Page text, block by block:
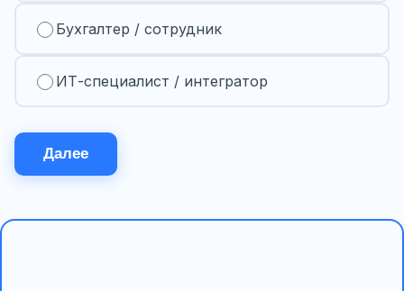
Бухгалтер / сотрудник
ИТ-специалист / интегратор
Далее